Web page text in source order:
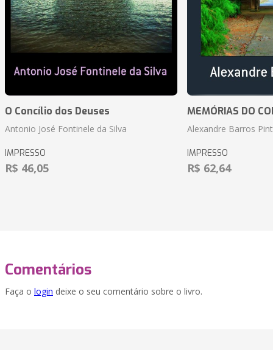
O Concílio dos Deuses
Antonio José Fontinele da Silva
IMPRESSO
R$ 46,05
MEMÓRIAS DO
Alexandre Barros
IMPRESSO
R$ 62,64
Comentários
Faça o login deixe o seu comentário sobre o livro.